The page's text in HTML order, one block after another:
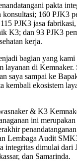
pakta
160 PJK3
PJK3 jasa fabrikasi,
K3; dan 93 PJK3
kerja.
bagian yang
layanan di Kemnaker.
saya sampai ke
kembali ekosistem
& K3
ini
Lembaga Audit
integritas dimulai dari
dan Samarinda.